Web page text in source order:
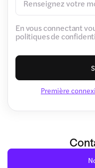
En vous connectant
politiques de
Première